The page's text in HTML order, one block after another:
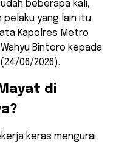
beberapa kali,
pelaku yang lain itu
Kapolres Metro
Bintoro kepada
06/2026).
di
keras mengurai